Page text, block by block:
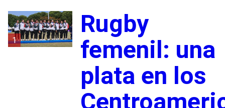
1
Rugby
femenil: una
plata en los